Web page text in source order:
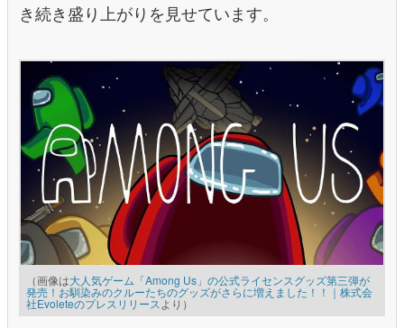
き続き盛り上がりを見せています。
（画像は大人気ゲーム「Among Us」の公式ライセンスグッズ第三弾が
発売！お馴染みのクルーたちのグッズがさらに増えました！！｜株式会
社Evoleteのプレスリリースより）